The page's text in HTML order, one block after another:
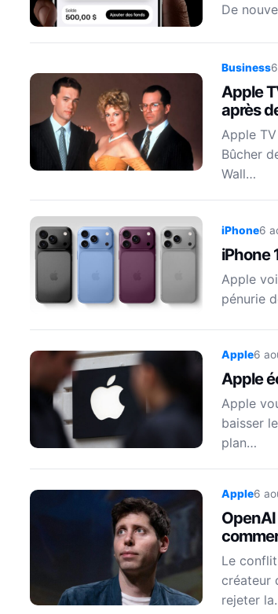
De
Business
Apple
après
Apple
Bûcher
Wall…
iPhone6
iPhone
Apple
pénurie
Apple6
Apple
Apple
baisser
plan…
Apple6
Le
créateur
rejeter